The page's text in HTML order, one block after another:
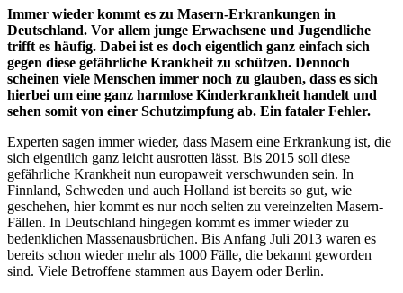
Immer wieder kommt es zu Masern-Erkrankungen in
Deutschland. Vor allem junge Erwachsene und Jugendliche
trifft es häufig. Dabei ist es doch eigentlich ganz einfach sich
gegen diese gefährliche Krankheit zu schützen. Dennoch
scheinen viele Menschen immer noch zu glauben, dass es sich
hierbei um eine ganz harmlose Kinderkrankheit handelt und
sehen somit von einer Schutzimpfung ab. Ein fataler Fehler.
Experten sagen immer wieder, dass Masern eine Erkrankung ist, die
sich eigentlich ganz leicht ausrotten lässt. Bis 2015 soll diese
gefährliche Krankheit nun europaweit verschwunden sein. In
Finnland, Schweden und auch Holland ist bereits so gut, wie
geschehen, hier kommt es nur noch selten zu vereinzelten Masern-
Fällen. In Deutschland hingegen kommt es immer wieder zu
bedenklichen Massenausbrüchen. Bis Anfang Juli 2013 waren es
bereits schon wieder mehr als 1000 Fälle, die bekannt geworden
sind. Viele Betroffene stammen aus Bayern oder Berlin.